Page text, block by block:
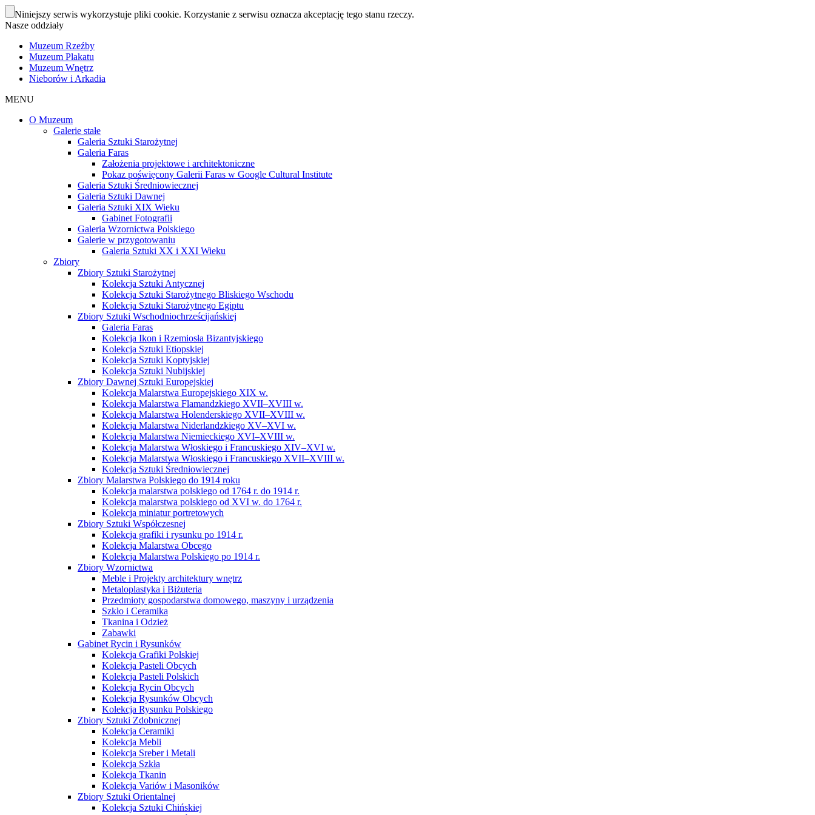
Niniejszy serwis wykorzystuje pliki cookie. Korzystanie z serwisu oznacza akceptację tego stanu rzeczy.
Nasze oddziały
Muzeum Rzeźby
Muzeum Plakatu
Muzeum Wnętrz
Nieborów i Arkadia
MENU
O Muzeum
Galerie stałe
Galeria Sztuki Starożytnej
Galeria Faras
Założenia projektowe i architektoniczne
Pokaz poświęcony Galerii Faras w Google Cultural Institute
Galeria Sztuki Średniowiecznej
Galeria Sztuki Dawnej
Galeria Sztuki XIX Wieku
Gabinet Fotografii
Galeria Wzornictwa Polskiego
Galerie w przygotowaniu
Galeria Sztuki XX i XXI Wieku
Zbiory
Zbiory Sztuki Starożytnej
Kolekcja Sztuki Antycznej
Kolekcja Sztuki Starożytnego Bliskiego Wschodu
Kolekcja Sztuki Starożytnego Egiptu
Zbiory Sztuki Wschodniochrześcijańskiej
Galeria Faras
Kolekcja Ikon i Rzemiosła Bizantyjskiego
Kolekcja Sztuki Etiopskiej
Kolekcja Sztuki Koptyjskiej
Kolekcja Sztuki Nubijskiej
Zbiory Dawnej Sztuki Europejskiej
Kolekcja Malarstwa Europejskiego XIX w.
Kolekcja Malarstwa Flamandzkiego XVII–XVIII w.
Kolekcja Malarstwa Holenderskiego XVII–XVIII w.
Kolekcja Malarstwa Niderlandzkiego XV–XVI w.
Kolekcja Malarstwa Niemieckiego XVI–XVIII w.
Kolekcja Malarstwa Włoskiego i Francuskiego XIV–XVI w.
Kolekcja Malarstwa Włoskiego i Francuskiego XVII–XVIII w.
Kolekcja Sztuki Średniowiecznej
Zbiory Malarstwa Polskiego do 1914 roku
Kolekcja malarstwa polskiego od 1764 r. do 1914 r.
Kolekcja malarstwa polskiego od XVI w. do 1764 r.
Kolekcja miniatur portretowych
Zbiory Sztuki Współczesnej
Kolekcja grafiki i rysunku po 1914 r.
Kolekcja Malarstwa Obcego
Kolekcja Malarstwa Polskiego po 1914 r.
Zbiory Wzornictwa
Meble i Projekty architektury wnętrz
Metaloplastyka i Biżuteria
Przedmioty gospodarstwa domowego, maszyny i urządzenia
Szkło i Ceramika
Tkanina i Odzież
Zabawki
Gabinet Rycin i Rysunków
Kolekcja Grafiki Polskiej
Kolekcja Pasteli Obcych
Kolekcja Pasteli Polskich
Kolekcja Rycin Obcych
Kolekcja Rysunków Obcych
Kolekcja Rysunku Polskiego
Zbiory Sztuki Zdobnicznej
Kolekcja Ceramiki
Kolekcja Mebli
Kolekcja Sreber i Metali
Kolekcja Szkła
Kolekcja Tkanin
Kolekcja Variów i Masoników
Zbiory Sztuki Orientalnej
Kolekcja Sztuki Chińskiej